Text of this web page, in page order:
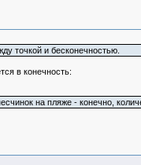
точкой и бесконечностью.
в конечность:
на пляже - конечно,